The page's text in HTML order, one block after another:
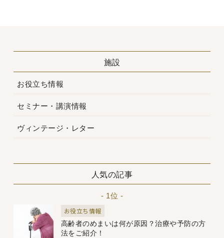
施設
お役立ち情報
セミナー・講演情報
ヴィンテージ・レター
人気の記事
- 1位 -
お役立ち情報
高齢者のめまいは何が原因？治療や予防の方
法をご紹介！